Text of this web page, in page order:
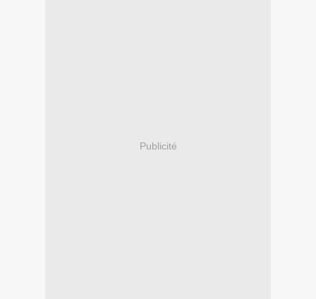
Publicité